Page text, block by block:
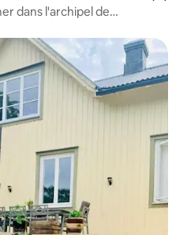
dans l'archipel de